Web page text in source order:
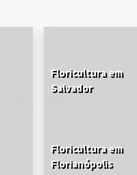
Floricultura em
Salvador
Floricultura em
Florianópolis